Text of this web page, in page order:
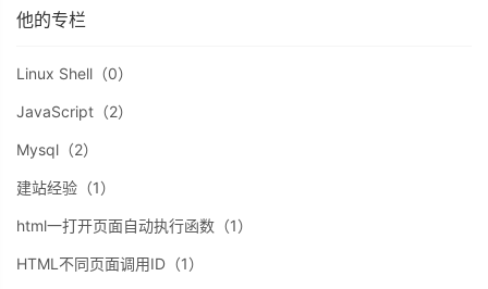
他的专栏
Linux Shell（0）
JavaScript（2）
Mysql（2）
建站经验（1）
html一打开页面自动执行函数（1）
HTML不同页面调用ID（1）